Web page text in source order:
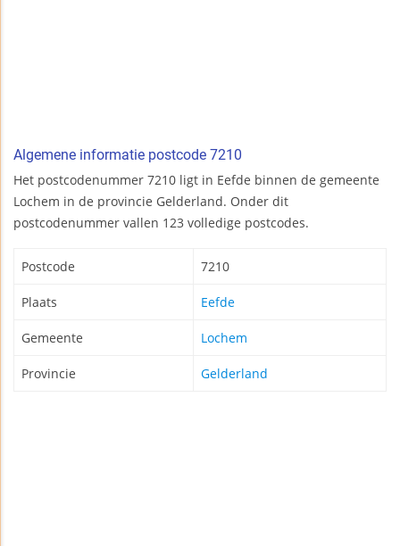
Algemene informatie postcode 7210
Het postcodenummer 7210 ligt in Eefde binnen de gemeente
Lochem in de provincie Gelderland. Onder dit
postcodenummer vallen 123 volledige postcodes.
Postcode 7210
Plaats Eefde
Gemeente Lochem
Provincie Gelderland